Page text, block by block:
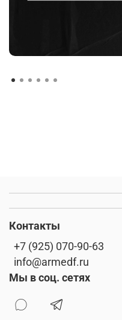
Контакты
+7 (925) 070-90-63
info@armedf.ru
Мы в соц. сетях